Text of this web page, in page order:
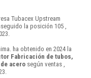
Tubacex Upstream
la posición 105 ,
ha obtenido en 2024 la
Fabricación de tubos,
acero según ventas ,